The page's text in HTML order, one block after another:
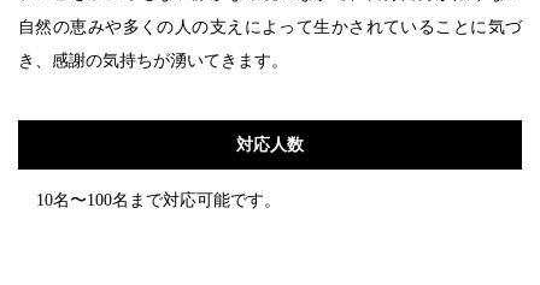
自然の恵みや多くの人の支えによって生かされていることに気づ
き、感謝の気持ちが湧いてきます。
対応人数
10名〜100名まで対応可能です。